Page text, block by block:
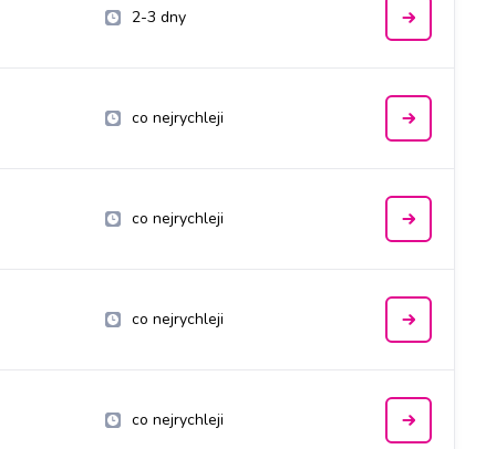
2-3 dny
co nejrychleji
co nejrychleji
co nejrychleji
co nejrychleji